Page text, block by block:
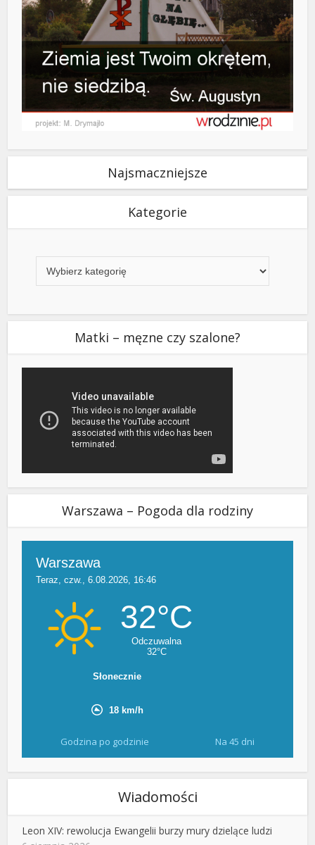
Najsmaczniejsze
Kategorie
Matki – męzne czy szalone?
Warszawa – Pogoda dla rodziny
Godzina po godzinie Na 45 dni
Wiadomości
Leon XIV: rewolucja Ewangelii burzy mury dzielące ludzi